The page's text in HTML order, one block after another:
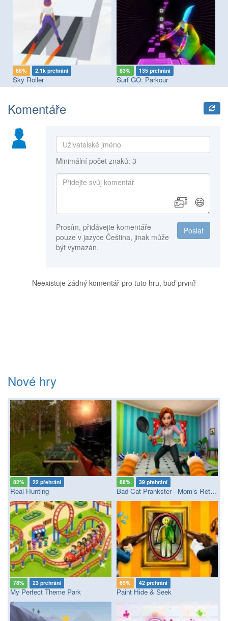
68% 2.1k přehrání
Sky Roller
83% 135 přehrání
Surf GO: Parkour
Komentáře
Minimální počet znaků: 3
😄
Poslat
Prosím, přidávejte komentáře
pouze v jazyce Čeština, jinak může
být vymazán.
Neexistuje žádný komentář pro tuto hru, buď první!
Nové hry
82% 22 přehrání
Real Hunting
88% 39 přehrání
Bad Cat Prankster - Mom’s Return
78% 23 přehrání
My Perfect Theme Park
69% 42 přehrání
Paint Hide & Seek